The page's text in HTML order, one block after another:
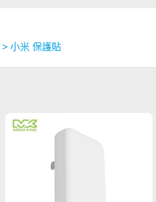
> 小米 保護貼